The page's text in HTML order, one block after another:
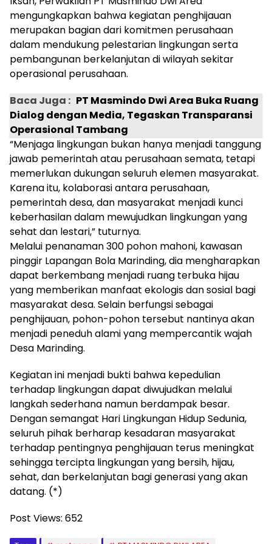
mengungkapkan bahwa kegiatan penghijauan
merupakan bagian dari komitmen perusahaan
dalam mendukung pelestarian lingkungan serta
pembangunan berkelanjutan di wilayah sekitar
operasional perusahaan.
Baca Juga : PT Masmindo Dwi Area Buka Ruang
Dialog dengan Media, Tegaskan Transparansi
Operasional Tambang
“Menjaga lingkungan bukan hanya menjadi tanggung
jawab pemerintah atau perusahaan semata, tetapi
memerlukan dukungan seluruh elemen masyarakat.
Karena itu, kolaborasi antara perusahaan,
pemerintah desa, dan masyarakat menjadi kunci
keberhasilan dalam mewujudkan lingkungan yang
sehat dan lestari,” tuturnya.
Melalui penanaman 300 pohon mahoni, kawasan
pinggir Lapangan Bola Marinding, dia mengharapkan
dapat berkembang menjadi ruang terbuka hijau
yang memberikan manfaat ekologis dan sosial bagi
masyarakat desa. Selain berfungsi sebagai
penghijauan, pohon-pohon tersebut nantinya akan
menjadi peneduh alami yang mempercantik wajah
Desa Marinding.
Kegiatan ini menjadi bukti bahwa kepedulian
terhadap lingkungan dapat diwujudkan melalui
langkah sederhana namun berdampak besar.
Dengan semangat Hari Lingkungan Hidup Sedunia,
seluruh pihak berharap kesadaran masyarakat
terhadap pentingnya penghijauan terus meningkat
sehingga tercipta lingkungan yang bersih, hijau,
sehat, dan berkelanjutan bagi generasi yang akan
datang. (*)
Post Views: 652